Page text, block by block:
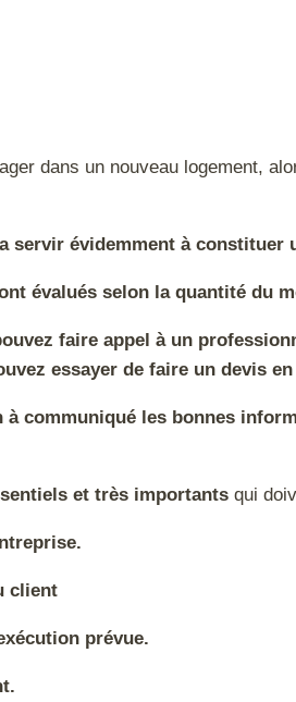
dans un nouveau logement,
servir évidemment à constituer
évalués selon la quantité du
faire appel à un
essayer de faire un devis
à communiqué les bonnes
et très importants qui
client
prévue.